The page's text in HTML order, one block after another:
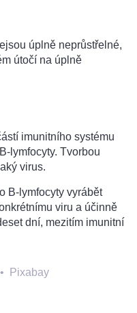
úplně neprůstřelné,
útočí na úplně
imunitního systému
lymfocyty. Tvorbou
virus.
B-lymfocyty vyrábět
viru a účinně
dní, mezitím imunitní
• Pixabay